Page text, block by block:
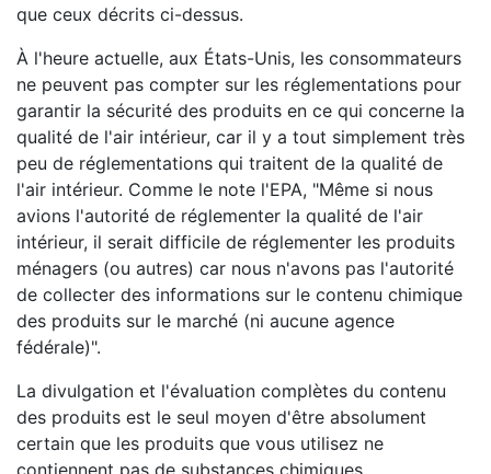
que ceux décrits ci-dessus.
À l'heure actuelle, aux États-Unis, les consommateurs
ne peuvent pas compter sur les réglementations pour
garantir la sécurité des produits en ce qui concerne la
qualité de l'air intérieur, car il y a tout simplement très
peu de réglementations qui traitent de la qualité de
l'air intérieur. Comme le note l'EPA, "Même si nous
avions l'autorité de réglementer la qualité de l'air
intérieur, il serait difficile de réglementer les produits
ménagers (ou autres) car nous n'avons pas l'autorité
de collecter des informations sur le contenu chimique
des produits sur le marché (ni aucune agence
fédérale)".
La divulgation et l'évaluation complètes du contenu
des produits est le seul moyen d'être absolument
certain que les produits que vous utilisez ne
contiennent pas de substances chimiques